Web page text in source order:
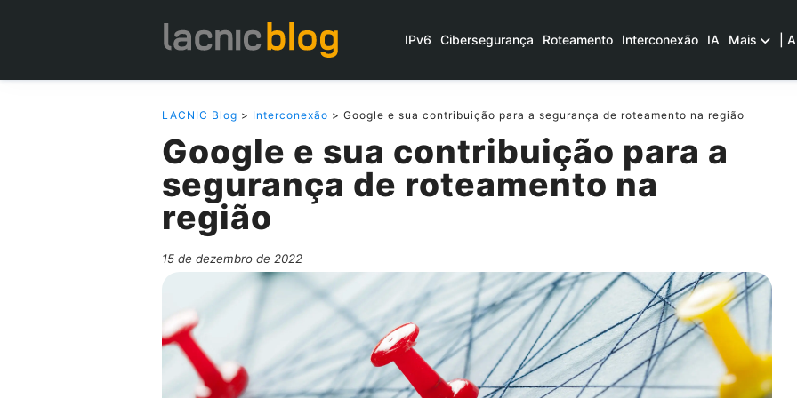
IPv6 Cibersegurança Roteamento Interconexão IA Mais |
LACNIC Blog > Interconexão > Google e sua contribuição para a segurança de roteamento na região
Google e sua contribuição para a
segurança de roteamento na
região
15 de dezembro de 2022